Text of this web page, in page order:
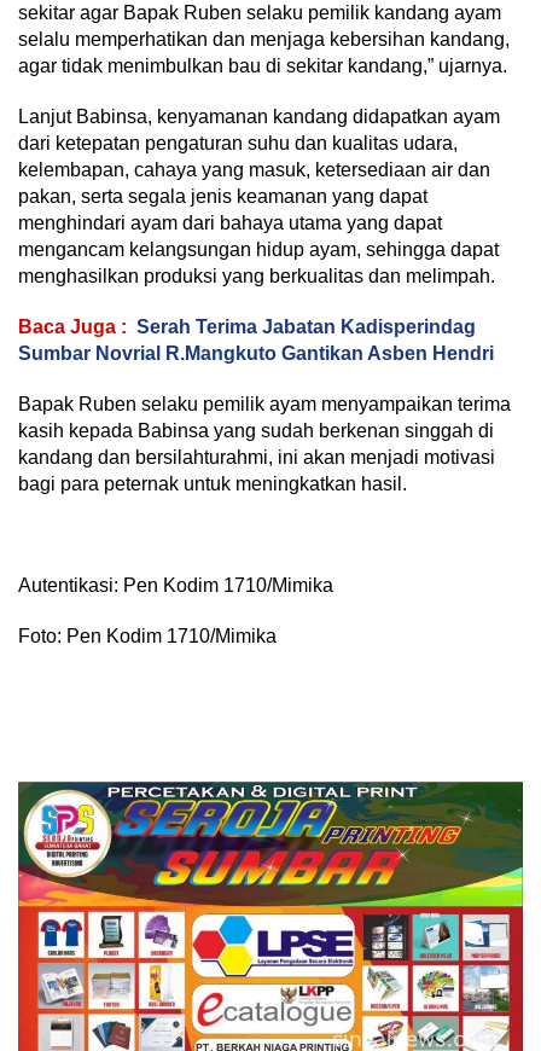
sekitar agar Bapak Ruben selaku pemilik kandang ayam
selalu memperhatikan dan menjaga kebersihan kandang,
agar tidak menimbulkan bau di sekitar kandang,” ujarnya.
Lanjut Babinsa, kenyamanan kandang didapatkan ayam
dari ketepatan pengaturan suhu dan kualitas udara,
kelembapan, cahaya yang masuk, ketersediaan air dan
pakan, serta segala jenis keamanan yang dapat
menghindari ayam dari bahaya utama yang dapat
mengancam kelangsungan hidup ayam, sehingga dapat
menghasilkan produksi yang berkualitas dan melimpah.
Baca Juga : Serah Terima Jabatan Kadisperindag
Sumbar Novrial R.Mangkuto Gantikan Asben Hendri
Bapak Ruben selaku pemilik ayam menyampaikan terima
kasih kepada Babinsa yang sudah berkenan singgah di
kandang dan bersilahturahmi, ini akan menjadi motivasi
bagi para peternak untuk meningkatkan hasil.
Autentikasi: Pen Kodim 1710/Mimika
Foto: Pen Kodim 1710/Mimika